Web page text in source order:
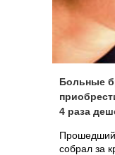
которые
Земли.
Больные
4 раза
собрал за